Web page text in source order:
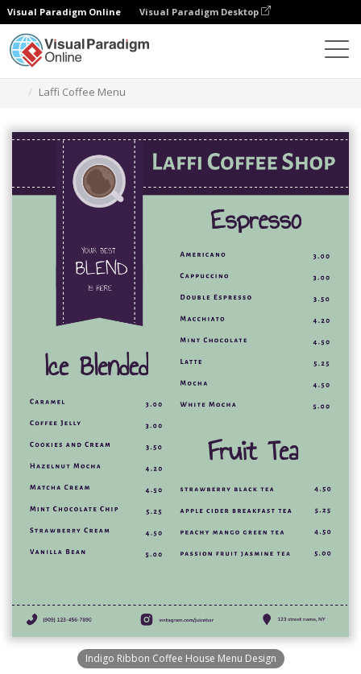
Visual Paradigm Online Visual Paradigm Desktop
Laffi Coffee Menu
Indigo Ribbon Coffee House Menu Design